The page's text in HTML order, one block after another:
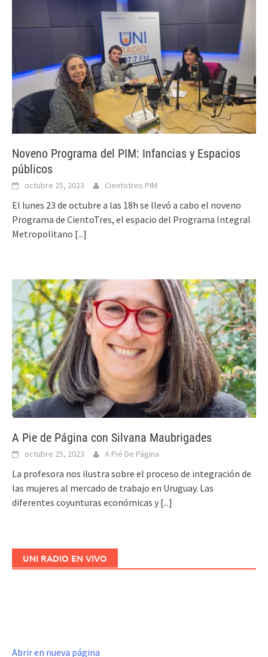
Noveno Programa del PIM: Infancias y Espacios
públicos
octubre 25, 2023 Cientotres PIM
El lunes 23 de octubre a las 18h se llevó a cabo el noveno
Programa de CientoTres, el espacio del Programa Integral
Metropolitano [...]
A Pie de Página con Silvana Maubrigades
octubre 25, 2023 A Pié De Página
La profesora nos ilustra sobre el proceso de integración de
las mujeres al mercado de trabajo en Uruguay. Las
diferentes coyunturas económicas y [...]
UNI RADIO EN VIVO
Abrir en nueva página